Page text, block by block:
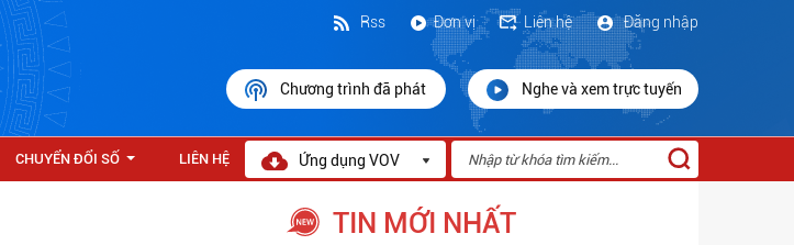
Đăng nhập
Liên hệ
Đơn vị
Rss
Chương trình đã phát Nghe và xem trực tuyến
CHUYỂN ĐỔI SỐ LIÊN HỆ Ứng dụng VOV
TIN MỚI NHẤT